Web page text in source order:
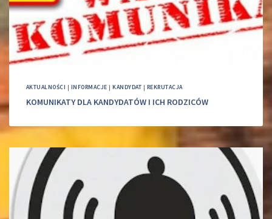
AKTUALNOŚCI | INFORMACJE |KANDYDAT | REKRUTACJA
KOMUNIKATY DLA KANDYDATÓW I ICH RODZICÓW